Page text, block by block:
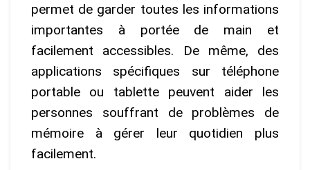
permet de garder toutes les informations
importantes à portée de main et
facilement accessibles. De même, des
applications spécifiques sur téléphone
portable ou tablette peuvent aider les
personnes souffrant de problèmes de
mémoire à gérer leur quotidien plus
facilement.